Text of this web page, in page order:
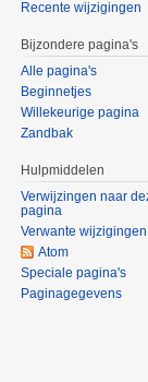
Recente wijzigingen
Bijzondere pagina's
Alle pagina's
Beginnetjes
Willekeurige pagina
Zandbak
Hulpmiddelen
Verwijzingen naar
pagina
Verwante wijzigingen
Atom
Speciale pagina's
Paginagegevens